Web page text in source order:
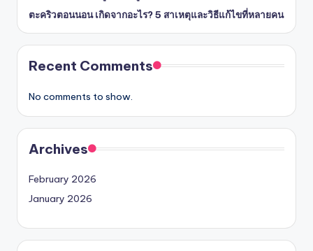
ตะคริวตอนนอน เกิดจากอะไร? 5 สาเหตุและวิธีแก้ไขที่หลายคน
Recent Comments
No comments to show.
Archives
February 2026
January 2026